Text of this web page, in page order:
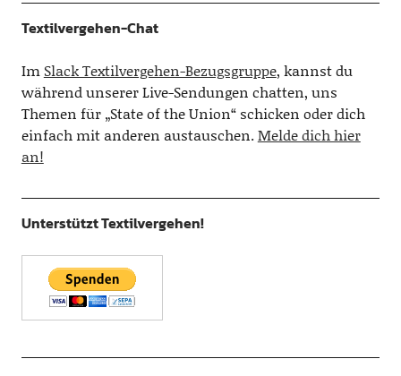
Textilvergehen-Chat
Im Slack Textilvergehen-Bezugsgruppe, kannst du
während unserer Live-Sendungen chatten, uns
Themen für „State of the Union“ schicken oder dich
einfach mit anderen austauschen.Melde dich hier
an!
Unterstützt Textilvergehen!